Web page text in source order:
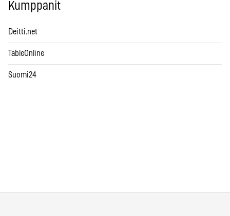
Kumppanit
Deitti.net
TableOnline
Suomi24